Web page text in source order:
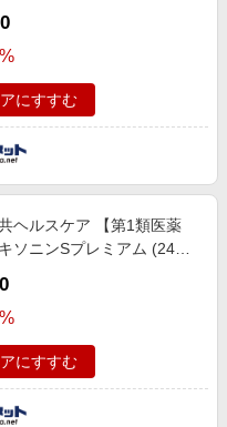
制対象商品
にすすむ
ヘルスケア 【第1類医薬
ソニンSプレミアム (24錠)
にすすむ